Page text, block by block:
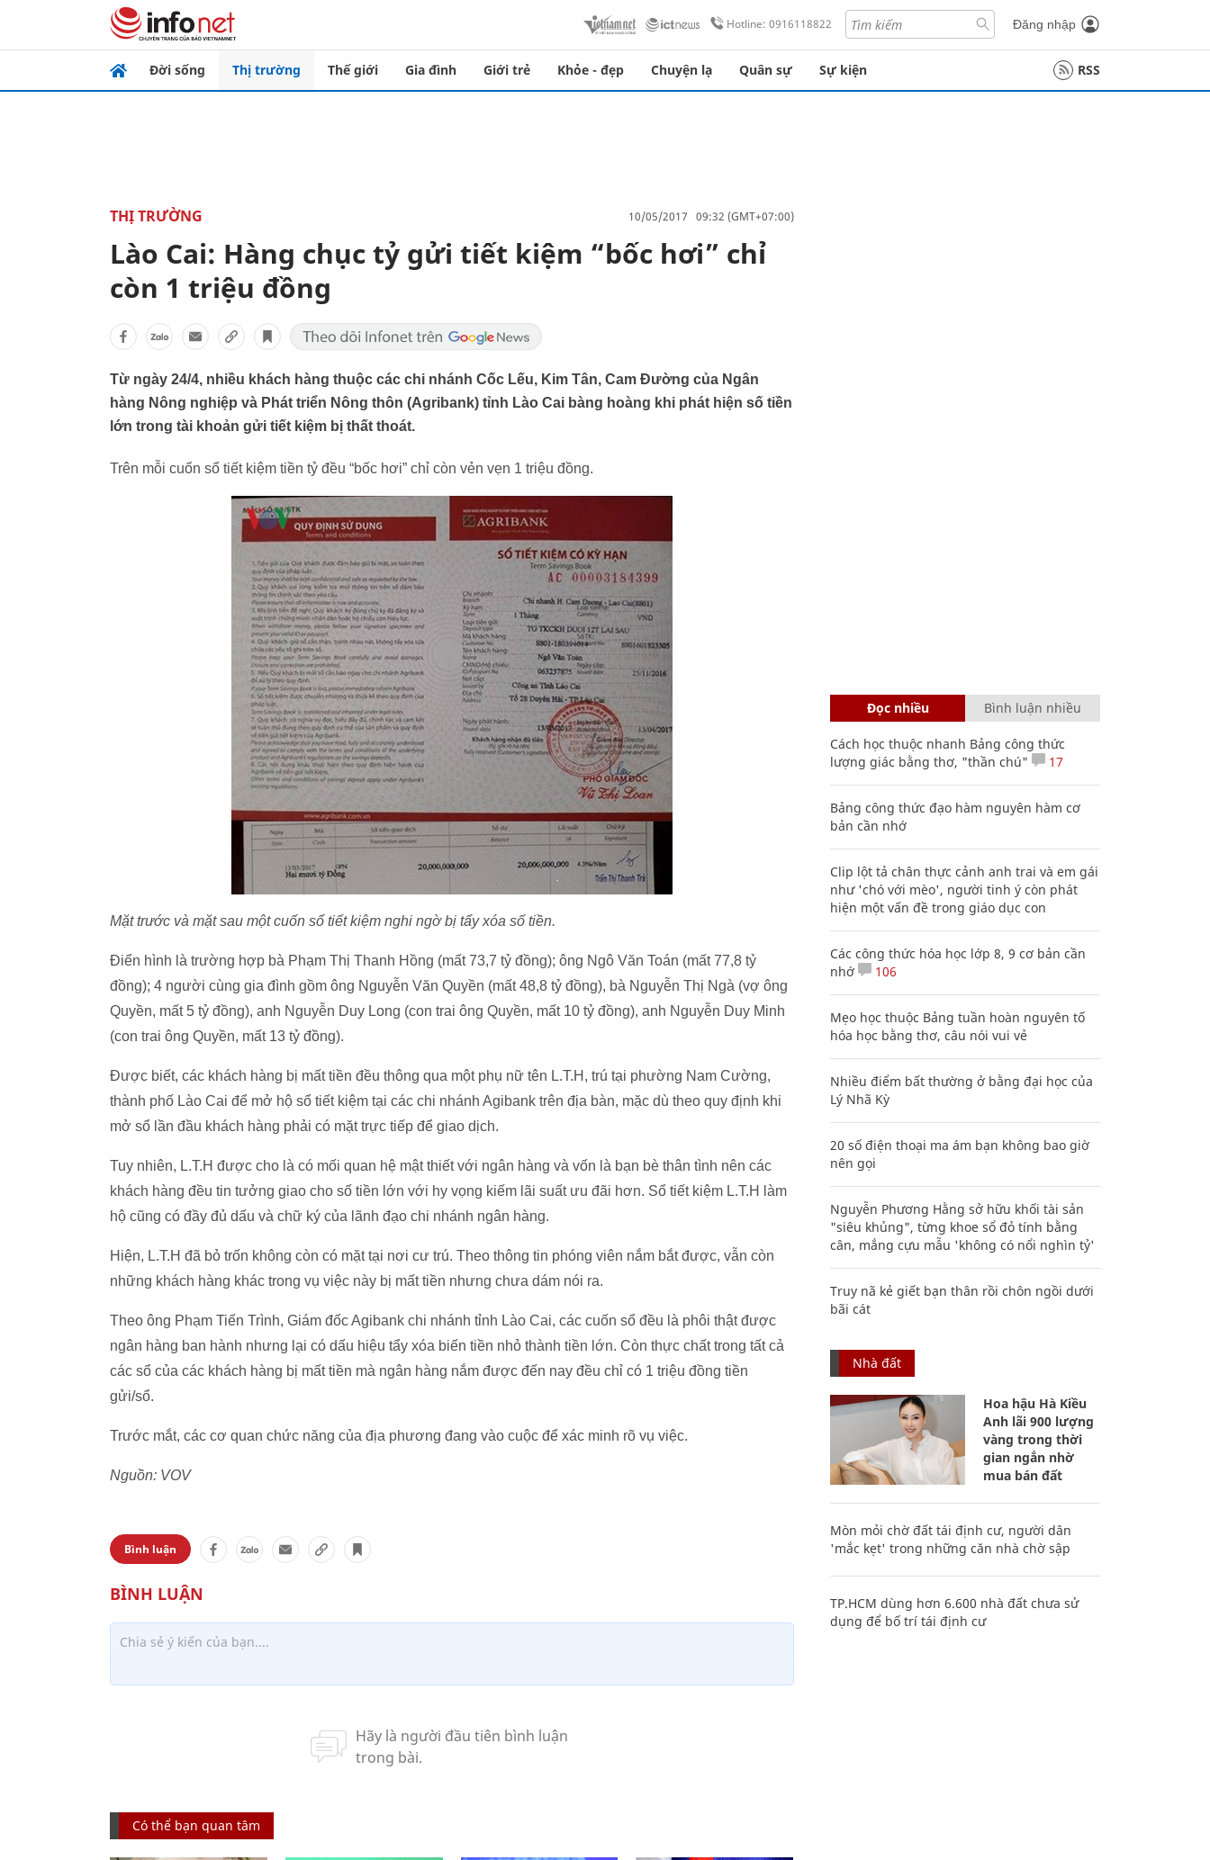
Hotline: 0916118822 Đăng nhập
Đời sống Thị trường Thế giới Gia đình Giới trẻ Khỏe - đẹp Chuyện lạ Quân sự Sự kiện RSS
THỊ TRƯỜNG 10/05/2017 09:32 (GMT+07:00)
Lào Cai: Hàng chục tỷ gửi tiết kiệm “bốc hơi” chỉ
còn 1 triệu đồng
Từ ngày 24/4, nhiều khách hàng thuộc các chi nhánh Cốc Lếu, Kim Tân, Cam Đường của Ngân
hàng Nông nghiệp và Phát triển Nông thôn (Agribank) tỉnh Lào Cai bàng hoàng khi phát hiện số tiền
lớn trong tài khoản gửi tiết kiệm bị thất thoát.
Trên mỗi cuốn sổ tiết kiệm tiền tỷ đều “bốc hơi” chỉ còn vẻn vẹn 1 triệu đồng.
Mặt trước và mặt sau một cuốn sổ tiết kiệm nghi ngờ bị tẩy xóa số tiền.
Điển hình là trường hợp bà Phạm Thị Thanh Hồng (mất 73,7 tỷ đồng); ông Ngô Văn Toán (mất 77,8 tỷ
đồng); 4 người cùng gia đình gồm ông Nguyễn Văn Quyền (mất 48,8 tỷ đồng), bà Nguyễn Thị Ngà (vợ ông
Quyền, mất 5 tỷ đồng), anh Nguyễn Duy Long (con trai ông Quyền, mất 10 tỷ đồng), anh Nguyễn Duy Minh
(con trai ông Quyền, mất 13 tỷ đồng).
Được biết, các khách hàng bị mất tiền đều thông qua một phụ nữ tên L.T.H, trú tại phường Nam Cường,
thành phố Lào Cai để mở hộ sổ tiết kiệm tại các chi nhánh Agibank trên địa bàn, mặc dù theo quy định khi
mở sổ lần đầu khách hàng phải có mặt trực tiếp để giao dịch.
Tuy nhiên, L.T.H được cho là có mối quan hệ mật thiết với ngân hàng và vốn là bạn bè thân tình nên các
khách hàng đều tin tưởng giao cho số tiền lớn với hy vọng kiếm lãi suất ưu đãi hơn. Sổ tiết kiệm L.T.H làm
hộ cũng có đầy đủ dấu và chữ ký của lãnh đạo chi nhánh ngân hàng.
Hiện, L.T.H đã bỏ trốn không còn có mặt tại nơi cư trú. Theo thông tin phóng viên nắm bắt được, vẫn còn
những khách hàng khác trong vụ việc này bị mất tiền nhưng chưa dám nói ra.
Theo ông Phạm Tiến Trình, Giám đốc Agibank chi nhánh tỉnh Lào Cai, các cuốn sổ đều là phôi thật được
ngân hàng ban hành nhưng lại có dấu hiệu tẩy xóa biến tiền nhỏ thành tiền lớn. Còn thực chất trong tất cả
các sổ của các khách hàng bị mất tiền mà ngân hàng nắm được đến nay đều chỉ có 1 triệu đồng tiền
gửi/sổ.
Trước mắt, các cơ quan chức năng của địa phương đang vào cuộc để xác minh rõ vụ việc.
Nguồn: VOV
Bình luận
Có thể bạn quan tâm
Đọc nhiều Bình luận nhiều
Cách học thuộc nhanh Bảng công thức
lượng giác bằng thơ, "thần chú"
17
Bảng công thức đạo hàm nguyên hàm cơ
bản cần nhớ
Clip lột tả chân thực cảnh anh trai và em gái
như 'chó với mèo', người tinh ý còn phát
hiện một vấn đề trong giáo dục con
Các công thức hóa học lớp 8, 9 cơ bản cần
nhớ
106
Mẹo học thuộc Bảng tuần hoàn nguyên tố
hóa học bằng thơ, câu nói vui vẻ
Nhiều điểm bất thường ở bằng đại học của
Lý Nhã Kỳ
20 số điện thoại ma ám bạn không bao giờ
nên gọi
Nguyễn Phương Hằng sở hữu khối tài sản
"siêu khủng", từng khoe sổ đỏ tính bằng
cân, mắng cựu mẫu 'không có nổi nghìn tỷ'
Truy nã kẻ giết bạn thân rồi chôn ngồi dưới
bãi cát
Nhà đất
Hoa hậu Hà Kiều
Anh lãi 900 lượng
vàng trong thời
gian ngắn nhờ
mua bán đất
Mòn mỏi chờ đất tái định cư, người dân
'mắc kẹt' trong những căn nhà chờ sập
TP.HCM dùng hơn 6.600 nhà đất chưa sử
dụng để bố trí tái định cư